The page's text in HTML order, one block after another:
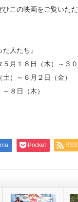
この映画をご覧いた
人たち』
月１８日（木）～３０
）～６月２日（金）
８日（木）
Pocket RSS